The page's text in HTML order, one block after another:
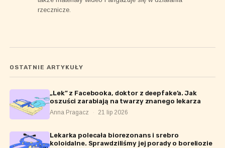
rzecznicze.
OSTATNIE ARTYKUŁY
„Lek” z Facebooka, doktor z deepfake’a. Jak
oszuści zarabiają na twarzy znanego lekarza
Anna Pragacz · 21 lip 2026
Lekarka polecała biorezonans i srebro
koloidalne. Sprawdziliśmy jej porady o boreliozie